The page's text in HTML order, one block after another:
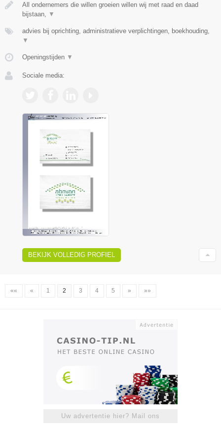
All ondernemers die willen groeien willen wij met raad en daad
bijstaan,
▼
advies bij oprichting, administratieve verplichtingen, boekhouding,
▼
Openingstijden ▼
Sociale media:
BEKIJK VOLLEDIG PROFIEL
«« « 1 2 3 4 5 » »»
Uw advertentie hier? Mail ons